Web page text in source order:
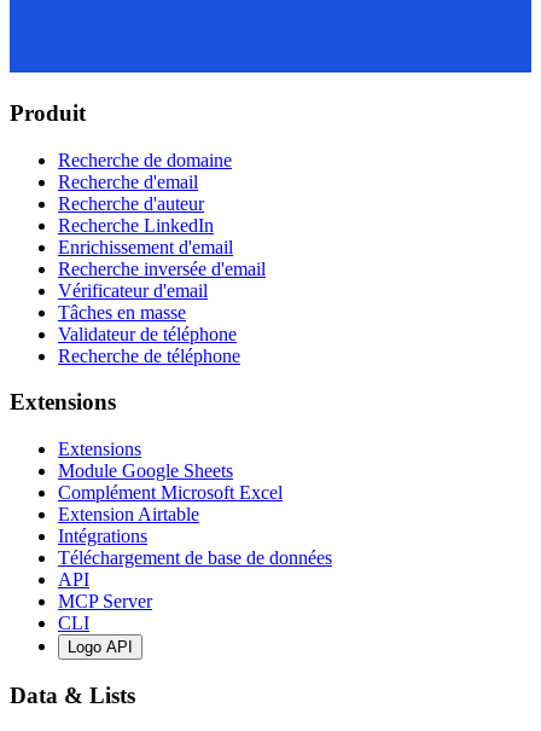
Produit
Recherche de domaine
Recherche d'email
Recherche d'auteur
Recherche LinkedIn
Enrichissement d'email
Recherche inversée d'email
Vérificateur d'email
Tâches en masse
Validateur de téléphone
Recherche de téléphone
Extensions
Extensions
Module Google Sheets
Complément Microsoft Excel
Extension Airtable
Intégrations
Téléchargement de base de données
API
MCP Server
CLI
Logo API
Data & Lists